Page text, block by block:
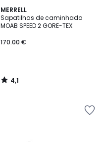
MERRELL
Sapatilhas de caminhada
MOAB SPEED 2 GORE-TEX
170.00 €
4,1
/ 5
4,1
/